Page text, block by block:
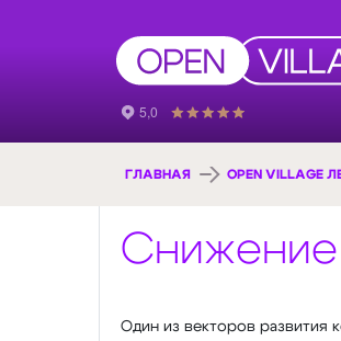
ГЛАВНАЯ OPEN VILLAGE
Снижение
Один из векторов развития